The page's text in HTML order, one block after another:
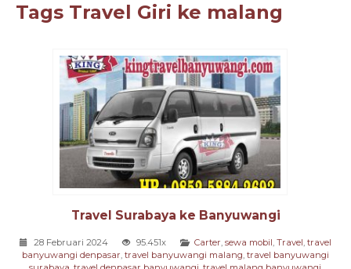
Tags Travel Giri ke malang
Travel Surabaya ke Banyuwangi
28 Februari 2024 95.451x Carter, sewa mobil, Travel, travel
banyuwangi denpasar, travel banyuwangi malang, travel banyuwangi